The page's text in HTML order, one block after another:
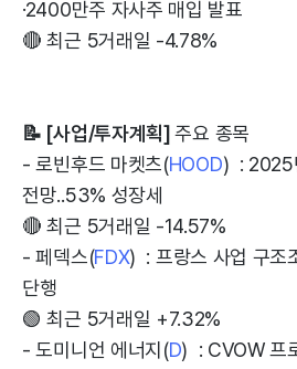
·2400만주 자사주 매입 발표
🔴 최근 5거래일 -4.78%
📝 [사업/투자계획]주요 종목
- 로빈후드 마켓츠(HOOD) : 2025
전망..53% 성장세
🔴 최근 5거래일 -14.57%
- 페덱스(FDX) : 프랑스 사업 구조
단행
🟢 최근 5거래일 +7.32%
- 도미니언 에너지(D) : CVOW 프